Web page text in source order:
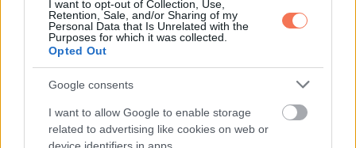
I want to opt-out of Collection, Use,
Retention, Sale, and/or Sharing of my
Personal Data that Is Unrelated with the
Purposes for which it was collected.
Opted Out
Google consents
I want to allow Google to enable storage
related to advertising like cookies on web or
További bejegyzések